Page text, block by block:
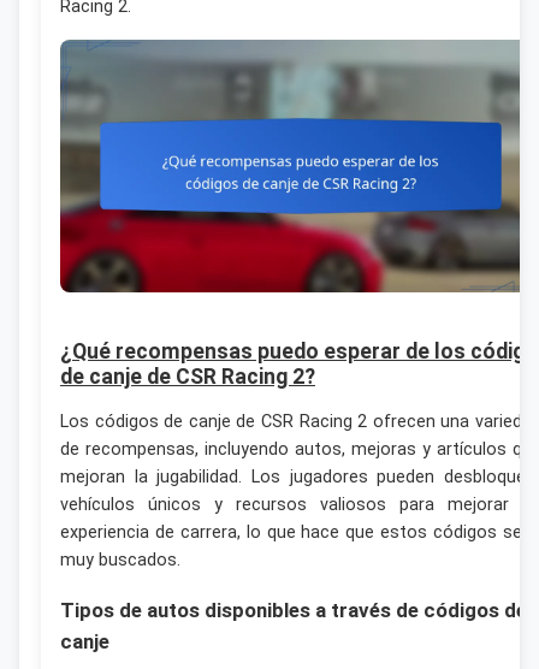
Racing 2.
¿Qué recompensas puedo esperar de los
de canje de CSR Racing 2?
Los códigos de canje de CSR Racing 2 ofrecen una
de recompensas, incluyendo autos, mejoras y artículos
mejoran la jugabilidad. Los jugadores pueden
vehículos únicos y recursos valiosos para mejorar
experiencia de carrera, lo que hace que estos códigos
muy buscados.
Tipos de autos disponibles a través de códigos de
canje